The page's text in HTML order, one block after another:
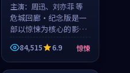
主演： 周迅、刘亦菲 等
危城回廊·纪念版是一
部以惊悚为核心的影视
作品，围绕危机、反转
与人物成长展开，整体
节奏紧凑，值得推荐观
84,515 6.9 惊悚